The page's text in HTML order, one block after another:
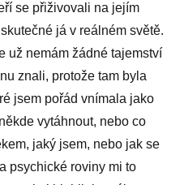
se přiživovali na jejím
já v reálném světě.
už nemám žádné tajemství
znali, protože tam byla
jsem pořád vnímala jako
vytáhnout, nebo co
jaký jsem, nebo jak se
psychické roviny mi to